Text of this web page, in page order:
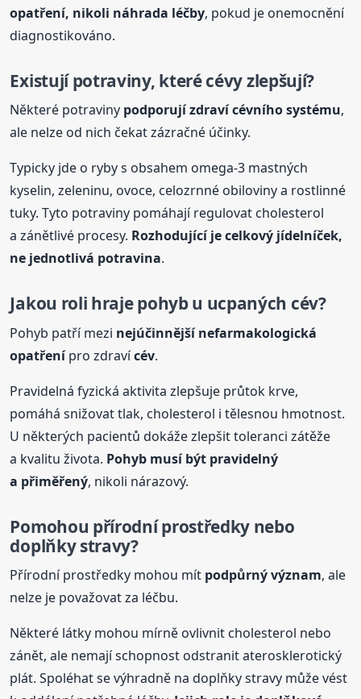
opatření, nikoli náhrada léčby, pokud je onemocnění
diagnostikováno.
Existují potraviny, kterécévy zlepšují?
Některé potraviny podporují zdravícévního systému,
ale nelze od nich čekat zázračné účinky.
Typicky jde o ryby s obsahem omega-3 mastných
kyselin, zeleninu, ovoce, celozrnné obiloviny a rostlinné
tuky. Tyto potraviny pomáhají regulovat cholesterol
a zánětlivé procesy. Rozhodující je celkový jídelníček,
ne jednotlivá potravina.
Jakou roli hraje pohyb u ucpaných cév?
Pohyb patří mezi nejúčinnější nefarmakologická
opatřenípro zdravícév.
Pravidelná fyzická aktivita zlepšuje průtok krve,
pomáhá snižovat tlak, cholesterol i tělesnou hmotnost.
U některých pacientů dokáže zlepšit toleranci zátěže
a kvalitu života. Pohyb musí být pravidelný
a přiměřený, nikoli nárazový.
Pomohou přírodní prostředky nebo
doplňky stravy?
Přírodní prostředky mohou mít podpůrný význam, ale
nelze je považovat za léčbu.
Některé látky mohou mírně ovlivnit cholesterol nebo
zánět, ale nemají schopnost odstranit aterosklerotický
plát. Spoléhat se výhradně na doplňky stravy může vést